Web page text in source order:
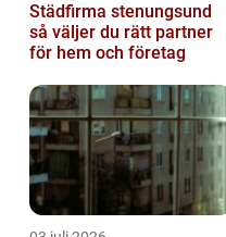
Städfirma stenungsund
så väljer du rätt partner
för hem och företag